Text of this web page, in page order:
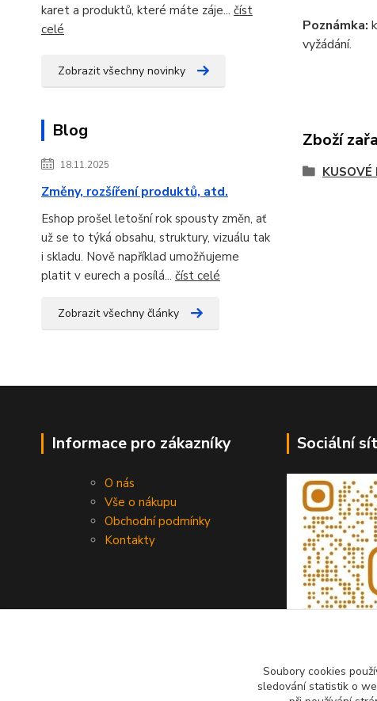
karet a produktů, které máte záje... číst
celé
Zobrazit všechny novinky
Blog
18.11.2025
Změny, rozšíření produktů, atd.
Eshop prošel letošní rok spousty změn, ať
už se to týká obsahu, struktury, vizuálu tak
i skladu. Nově například umožňujeme
platit v eurech a posílá... číst celé
Zobrazit všechny články
Poznámka:
vyžádání.
Zboží
KUSOVÉ
Informace pro zákazníky
O nás
Vše o nákupu
Obchodní podmínky
Kontakty
Sociální
Soubory cookies
sledování statistik o